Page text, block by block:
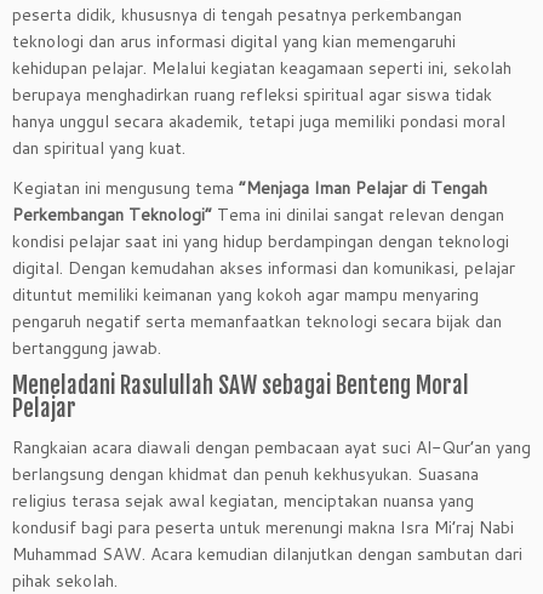
peserta didik, khususnya di tengah pesatnya perkembangan
teknologi dan arus informasi digital yang kian memengaruhi
kehidupan pelajar. Melalui kegiatan keagamaan seperti ini, sekolah
berupaya menghadirkan ruang refleksi spiritual agar siswa tidak
hanya unggul secara akademik, tetapi juga memiliki pondasi moral
dan spiritual yang kuat.
Kegiatan ini mengusung tema “Menjaga Iman Pelajar di Tengah
Perkembangan Teknologi” Tema ini dinilai sangat relevan dengan
kondisi pelajar saat ini yang hidup berdampingan dengan teknologi
digital. Dengan kemudahan akses informasi dan komunikasi, pelajar
dituntut memiliki keimanan yang kokoh agar mampu menyaring
pengaruh negatif serta memanfaatkan teknologi secara bijak dan
bertanggung jawab.
Meneladani Rasulullah SAW sebagai Benteng Moral
Pelajar
Rangkaian acara diawali dengan pembacaan ayat suci Al-Qur’an yang
berlangsung dengan khidmat dan penuh kekhusyukan. Suasana
religius terasa sejak awal kegiatan, menciptakan nuansa yang
kondusif bagi para peserta untuk merenungi makna Isra Mi’raj Nabi
Muhammad SAW. Acara kemudian dilanjutkan dengan sambutan dari
pihak sekolah.